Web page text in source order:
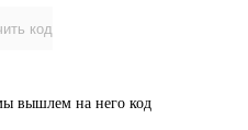
код
вышлем на него код